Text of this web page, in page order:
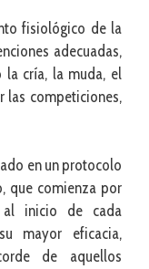
fisiológico de la
adecuadas,
cría, la muda, el
las competiciones,
en un protocolo
que comienza por
al inicio de cada
mayor eficacia,
de aquellos